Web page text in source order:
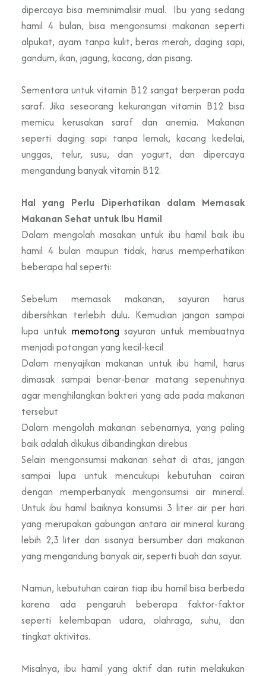
dipercaya bisa meminimalisir mual. Ibu yang sedang
hamil 4 bulan, bisa mengonsumsi makanan seperti
alpukat, ayam tanpa kulit, beras merah, daging sapi,
gandum, ikan, jagung, kacang, dan pisang.
Sementara untuk vitamin B12 sangat berperan pada
saraf. Jika seseorang kekurangan vitamin B12 bisa
memicu kerusakan saraf dan anemia. Makanan
seperti daging sapi tanpa lemak, kacang kedelai,
unggas, telur, susu, dan yogurt, dan dipercaya
mengandung banyak vitamin B12.
Hal yang Perlu Diperhatikan dalam Memasak
Makanan Sehat untuk Ibu Hamil
Dalam mengolah masakan untuk ibu hamil baik ibu
hamil 4 bulan maupun tidak, harus memperhatikan
beberapa hal seperti:
Sebelum memasak makanan, sayuran harus
dibersihkan terlebih dulu. Kemudian jangan sampai
lupa untuk memotong sayuran untuk membuatnya
menjadi potongan yang kecil-kecil
Dalam menyajikan makanan untuk ibu hamil, harus
dimasak sampai benar-benar matang sepenuhnya
agar menghilangkan bakteri yang ada pada makanan
tersebut
Dalam mengolah makanan sebenarnya, yang paling
baik adalah dikukus dibandingkan direbus
Selain mengonsumsi makanan sehat di atas, jangan
sampai lupa untuk mencukupi kebutuhan cairan
dengan memperbanyak mengonsumsi air mineral.
Untuk ibu hamil baiknya konsumsi 3 liter air per hari
yang merupakan gabungan antara air mineral kurang
lebih 2,3 liter dan sisanya bersumber dari makanan
yang mengandung banyak air, seperti buah dan sayur.
Namun, kebutuhan cairan tiap ibu hamil bisa berbeda
karena ada pengaruh beberapa faktor-faktor
seperti kelembapan udara, olahraga, suhu, dan
tingkat aktivitas.
Misalnya, ibu hamil yang aktif dan rutin melakukan